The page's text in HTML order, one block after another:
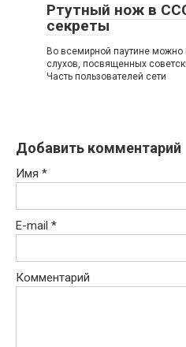
Ртутный нож в
секреты
Во всемирной паутине можно
слухов, посвященных
Часть пользователей сети
Добавить комментарий
Имя *
E-mail *
Комментарий